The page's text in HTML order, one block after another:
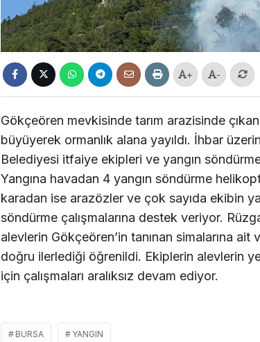
+ -
Gökçeören mevkisinde tarım arazisinde
büyüyerek ormanlık alana yayıldı. İhbar
Belediyesi itfaiye ekipleri ve yangın
Yangına havadan 4 yangın söndürme
karadan ise arazözler ve çok sayıda ekibin
söndürme çalışmalarına destek veriyor.
alevlerin Gökçeören’in tanınan simalarına
doğru ilerlediği öğrenildi. Ekiplerin alevlerin
için çalışmaları aralıksız devam ediyor.
BURSA YANGIN